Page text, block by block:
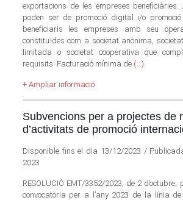
exportacions de les empreses
poden ser de promoció digital i/o
beneficiaris les empreses amb seu
constituïdes com a societat anònima,
limitada o societat cooperativa que
requisits: Facturació mínima de(…)
+ Ampliar informació
Subvencions per a projectes de
d’activitats de promoció
Disponible fins el dia 13/12/2023 /
2023
RESOLUCIÓ EMT/3352/2023, de 2 d’octubre,
convocatòria per a l’any 2023 de la línia